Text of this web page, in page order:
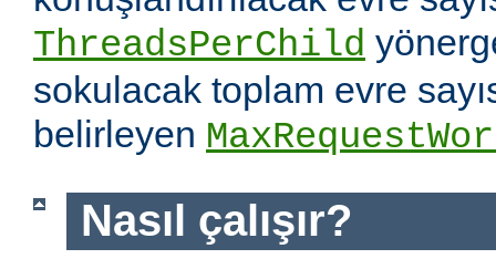
ThreadsPerChild
sokulacak toplam evre
belirleyen
Nasıl çalışır?